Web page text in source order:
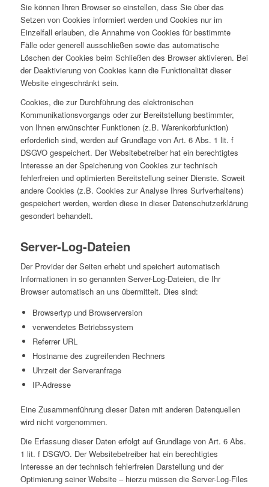
Sie können Ihren Browser so einstellen, dass Sie über das
Setzen von Cookies informiert werden und Cookies nur im
Einzelfall erlauben, die Annahme von Cookies für bestimmte
Fälle oder generell ausschließen sowie das automatische
Löschen der Cookies beim Schließen des Browser aktivieren. Bei
der Deaktivierung von Cookies kann die Funktionalität dieser
Website eingeschränkt sein.
Cookies, die zur Durchführung des elektronischen
Kommunikationsvorgangs oder zur Bereitstellung bestimmter,
von Ihnen erwünschter Funktionen (z.B. Warenkorbfunktion)
erforderlich sind, werden auf Grundlage von Art. 6 Abs. 1 lit. f
DSGVO gespeichert. Der Websitebetreiber hat ein berechtigtes
Interesse an der Speicherung von Cookies zur technisch
fehlerfreien und optimierten Bereitstellung seiner Dienste. Soweit
andere Cookies (z.B. Cookies zur Analyse Ihres Surfverhaltens)
gespeichert werden, werden diese in dieser Datenschutzerklärung
gesondert behandelt.
Server-Log-Dateien
Der Provider der Seiten erhebt und speichert automatisch
Informationen in so genannten Server-Log-Dateien, die Ihr
Browser automatisch an uns übermittelt. Dies sind:
Browsertyp und Browserversion
verwendetes Betriebssystem
Referrer URL
Hostname des zugreifenden Rechners
Uhrzeit der Serveranfrage
IP-Adresse
Eine Zusammenführung dieser Daten mit anderen Datenquellen
wird nicht vorgenommen.
Die Erfassung dieser Daten erfolgt auf Grundlage von Art. 6 Abs.
1 lit. f DSGVO. Der Websitebetreiber hat ein berechtigtes
Interesse an der technisch fehlerfreien Darstellung und der
Optimierung seiner Website – hierzu müssen die Server-Log-Files